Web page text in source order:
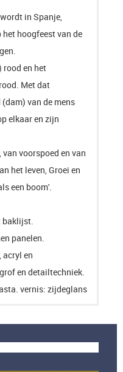
in Spanje,
hoogfeest van de
rood en het
Met dat
van de mens
elkaar en zijn
voorspoed en van
het leven, Groei en
een boom'.
baklijst.
panelen.
acryl en
en detailtechniek.
vernis: zijdeglans